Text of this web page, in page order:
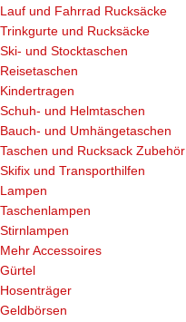
Lauf und Fahrrad Rucksäcke
Trinkgurte und Rucksäcke
Ski- und Stocktaschen
Reisetaschen
Kindertragen
Schuh- und Helmtaschen
Bauch- und Umhängetaschen
Taschen und Rucksack Zubehör
Skifix und Transporthilfen
Lampen
Taschenlampen
Stirnlampen
Mehr Accessoires
Gürtel
Hosenträger
Geldbörsen